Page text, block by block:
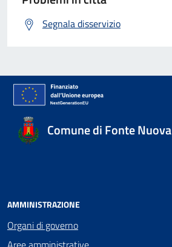
Segnala disservizio
Comune di Fonte Nuova
AMMINISTRAZIONE
Organi di governo